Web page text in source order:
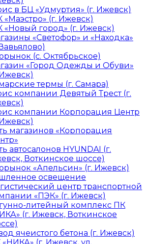
в БЦ «Удмуртия» (г. Ижевск)
(г. Ижевск)
«Новый город» (г. Ижевск)
«Светофор» и «Находка»
(с. Октябрьское)
«Город Одежды и Обуви»
термы (г. Самара)
компании Девятый Трест (г.
компании Корпорация Центр
магазинов «Корпорация
автосалонов HYUNDAI (г.
Воткинское шоссе)
«Апельсин» (г. Ижевск)
освещение
центр транспортной
«ПЭК» (г. Ижевск)
литейный комплекс ПК
(г. Ижевск, Воткинское
ячеистого бетона (г. Ижевск)